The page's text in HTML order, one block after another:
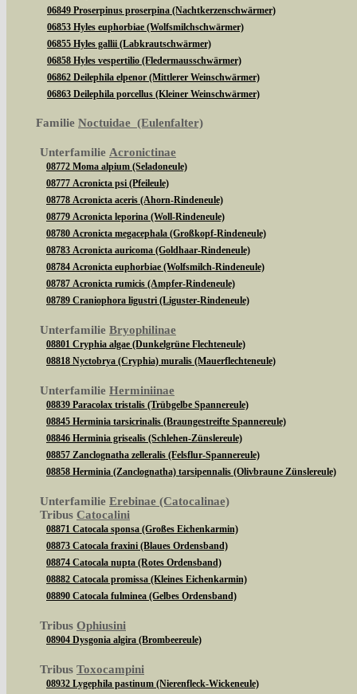
06849 Proserpinus proserpina (Nachtkerzenschwärmer)
06853 Hyles euphorbiae (Wolfsmilchschwärmer)
06855 Hyles gallii (Labkrautschwärmer)
06858 Hyles vespertilio (Fledermausschwärmer)
06862 Deilephila elpenor (Mittlerer Weinschwärmer)
06863 Deilephila porcellus (Kleiner Weinschwärmer)
Familie Noctuidae (Eulenfalter)
Unterfamilie Acronictinae
08772 Moma alpium (Seladoneule)
08777 Acronicta psi (Pfeileule)
08778 Acronicta aceris (Ahorn-Rindeneule)
08779 Acronicta leporina (Woll-Rindeneule)
08780 Acronicta megacephala (Großkopf-Rindeneule)
08783 Acronicta auricoma (Goldhaar-Rindeneule)
08784 Acronicta euphorbiae (Wolfsmilch-Rindeneule)
08787 Acronicta rumicis (Ampfer-Rindeneule)
08789 Craniophora ligustri (Liguster-Rindeneule)
Unterfamilie Bryophilinae
08801 Cryphia algae (Dunkelgrüne Flechteneule)
08818 Nyctobrya (Cryphia) muralis (Mauerflechteneule)
Unterfamilie Herminiinae
08839 Paracolax tristalis (Trübgelbe Spannereule)
08845 Herminia tarsicrinalis (Braungestreifte Spannereule)
08846 Herminia grisealis (Schlehen-Zünslereule)
08857 Zanclognatha zelleralis (Felsflur-Spannereule)
08858 Herminia (Zanclognatha) tarsipennalis (Olivbraune Zünslereule)
Unterfamilie Erebinae (Catocalinae)
Tribus Catocalini
08871 Catocala sponsa (Großes Eichenkarmin)
08873 Catocala fraxini (Blaues Ordensband)
08874 Catocala nupta (Rotes Ordensband)
08882 Catocala promissa (Kleines Eichenkarmin)
08890 Catocala fulminea (Gelbes Ordensband)
Tribus Ophiusini
08904 Dysgonia algira (Brombeereule)
Tribus Toxocampini
08932 Lygephila pastinum (Nierenfleck-Wickeneule)